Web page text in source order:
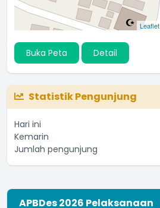
Leaflet
Buka Peta Detail
Statistik Pengunjung
Hari ini
Kemarin
Jumlah pengunjung
APBDes 2026 Pelaksanaan